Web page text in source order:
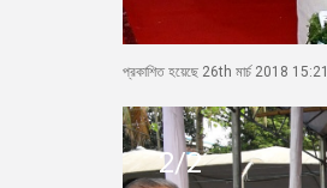
প্রকাশিত হয়েছে 26th মার্চ 2018 15:21
2/2